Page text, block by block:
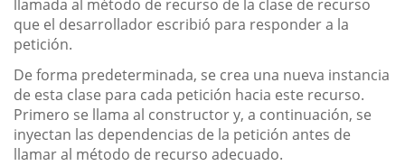
llamada al método de recurso de la clase de recurso
que el desarrollador escribió para responder a la
petición.
De forma predeterminada, se crea una nueva instancia
de esta clase para cada petición hacia este recurso.
Primero se llama al constructor y, a continuación, se
inyectan las dependencias de la petición antes de
llamar al método de recurso adecuado.